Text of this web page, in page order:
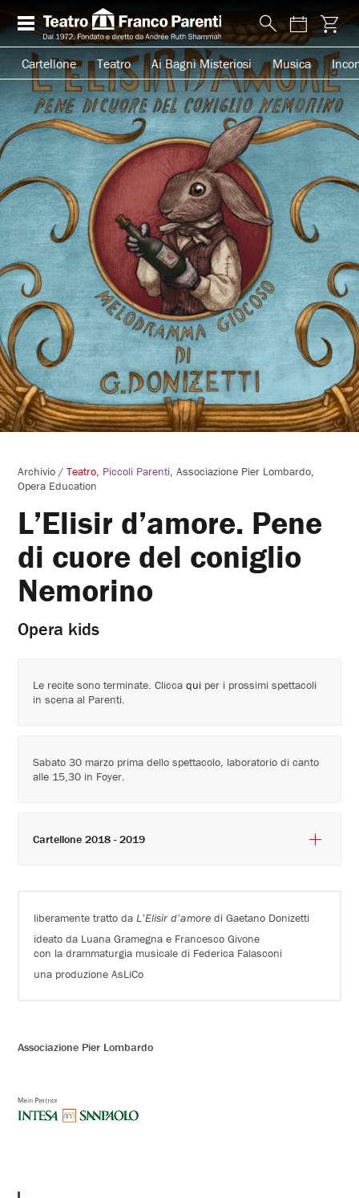
Cartellone Teatro Ai Bagni Misteriosi Musica
Archivio /Teatro Piccoli Parenti Associazione Pier Lombardo
Opera Education
L’Elisir d’amore. Pene
di cuore del coniglio
Nemorino
Opera kids
liberamente tratto daL’Elisir d’amore di Gaetano Donizetti
ideato da Luana Gramegna e Francesco Givone
con la drammaturgia musicale di Federica Falasconi
una produzione AsLiCo
Associazione Pier Lombardo
Le recite sono terminate. Cliccaqui per i prossimi spettacoli
in scena al Parenti.
Sabato 30 marzo prima dello spettacolo, laboratorio di canto
alle 15,30 in Foyer.
Cartellone 2018 - 2019